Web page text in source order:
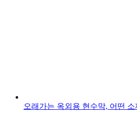
오래가는 옥외용 현수막, 어떤